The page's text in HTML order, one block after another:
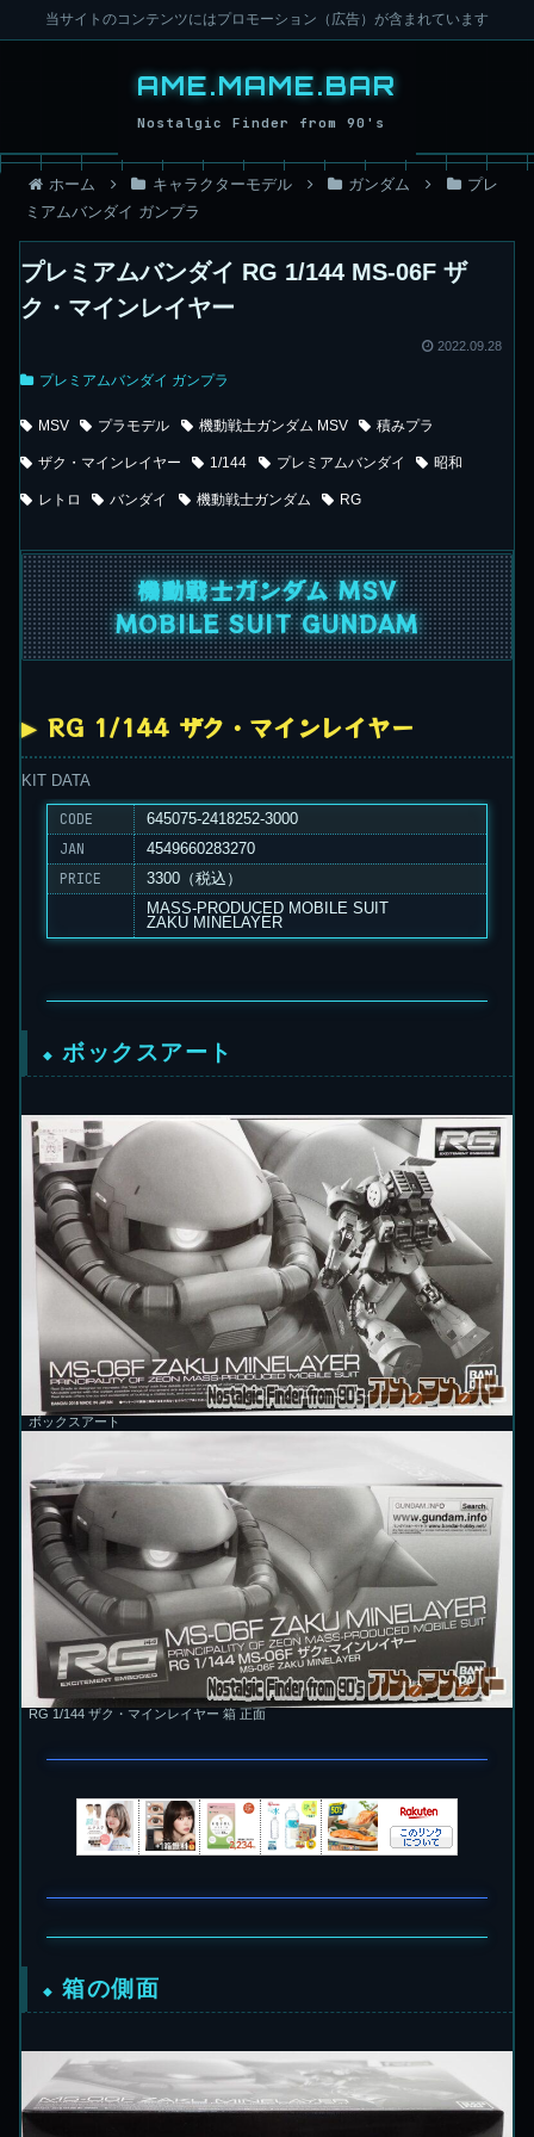
当サイトのコンテンツにはプロモーション（広告）が含まれています
ホーム キャラクターモデル ガンダム
プレ
ミアムバンダイ ガンプラ
プレミアムバンダイ RG 1/144 MS-06F ザ
ク・マインレイヤー
2022.09.28
プレミアムバンダイ ガンプラ
MSV プラモデル 機動戦士ガンダム MSV 積みプラ
ザク・マインレイヤー 1/144 プレミアムバンダイ 昭和
レトロ バンダイ 機動戦士ガンダム RG
機動戦士ガンダム MSV
MOBILE SUIT GUNDAM
RG 1/144 ザク・マインレイヤー
KIT DATA
CODE 645075-2418252-3000
JAN 4549660283270
PRICE
3300（税込）
MASS-PRODUCED MOBILE SUIT
ZAKU MINELAYER
ボックスアート
ボックスアート
RG 1/144 ザク・マインレイヤー 箱 正面
箱の側面